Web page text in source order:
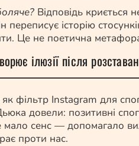
Відповідь криється
переписує історію
Це не поетична
ілюзії після
фільтр Instagram для
довели: позитивні
мало сенс — допомагало
проти нас.